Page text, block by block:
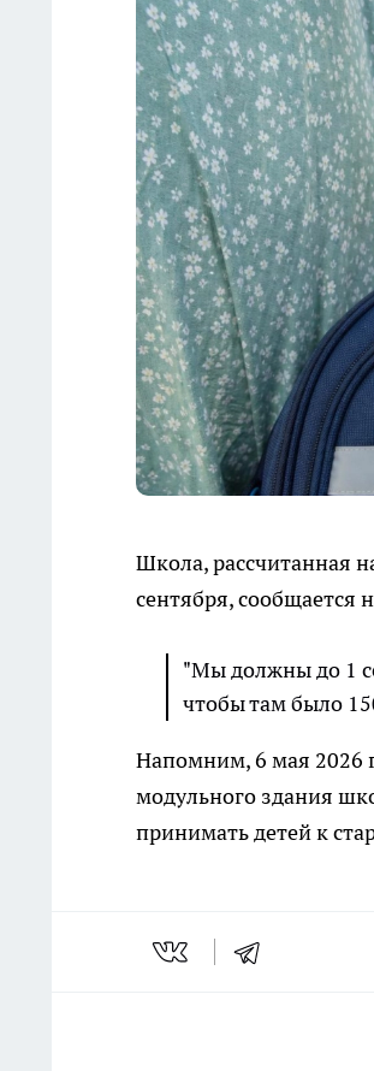
Школа, рассчитанная
сентября, сообщается
"Мы должны до 1
чтобы там было
Напомним, 6 мая 2026
модульного здания
принимать детей к